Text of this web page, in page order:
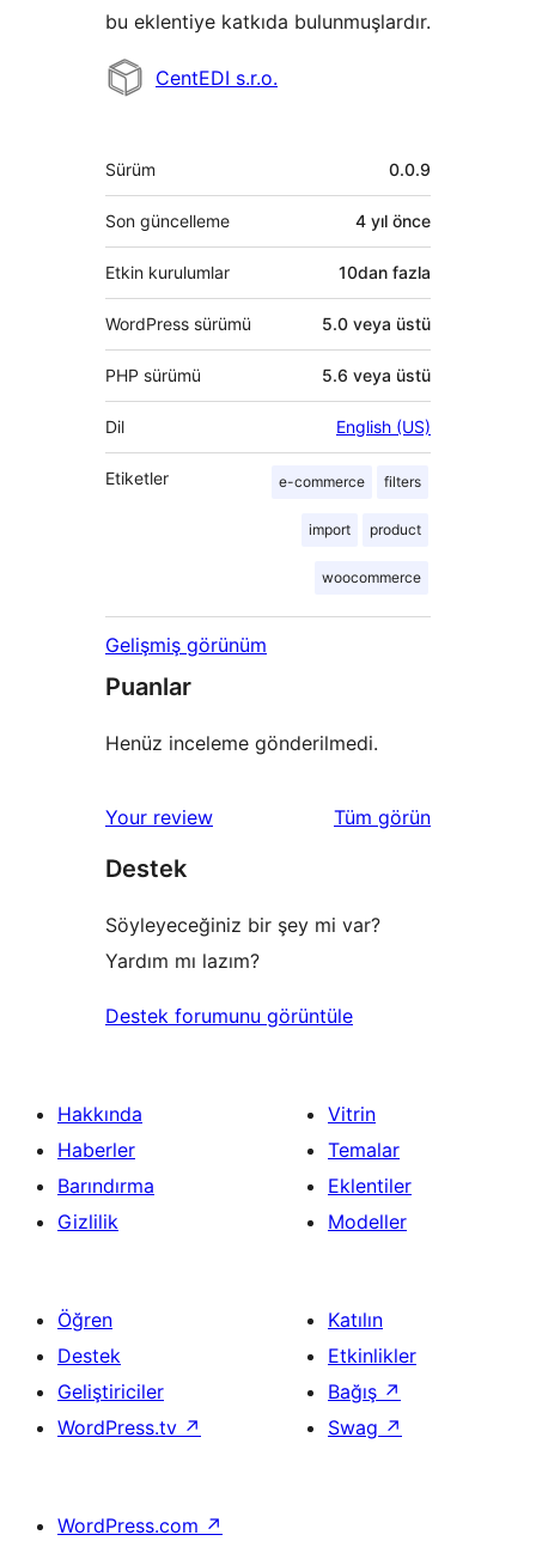
bu eklentiye katkıda bulunmuşlardır.
KatkıdaCentEDI s.r.o.
Meta
Sürüm 0.0.9
Son güncelleme 4 yıl önce
Etkin kurulumlar 10dan fazla
WordPress sürümü 5.0 veya üstü
PHP sürümü 5.6 veya üstü
Dil English (US)
Etiketler e-commerce filters
import product
woocommerce
Gelişmiş görünüm
Puanlar
Henüz inceleme gönderilmedi.
Your review Tüm değerlendirmeleri
görün
Destek
Söyleyeceğiniz bir şey mi var?
Yardım mı lazım?
Destek forumunu görüntüle
Hakkında
Haberler
Barındırma
Gizlilik
Vitrin
Temalar
Eklentiler
Modeller
Öğren
Destek
Geliştiriciler
WordPress.tv ↗
Katılın
Etkinlikler
Bağış ↗
Swag ↗
WordPress.com ↗